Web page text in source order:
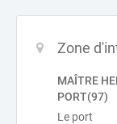
Zone
MAÎTRE
PORT(97)
Le port